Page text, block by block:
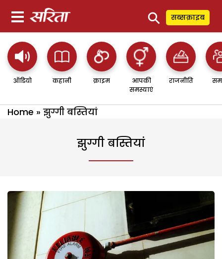
⚲ सब्सक्राइब
ऑडियो कहानी क्राइम
आपकी
समस्याएं
राजनीति
Home » झुग्गी बस्तियां
झुग्गी बस्तियां